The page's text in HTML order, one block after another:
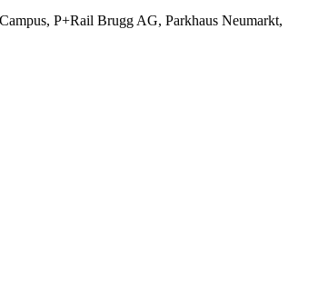
P+Rail Brugg AG, Parkhaus Neumarkt,